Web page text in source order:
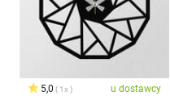
5,0 1x u dostawcy